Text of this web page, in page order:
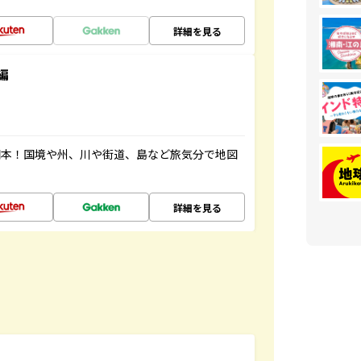
詳細を見る
！国境や州、川や街道、島など旅気分で地図
詳細を見る